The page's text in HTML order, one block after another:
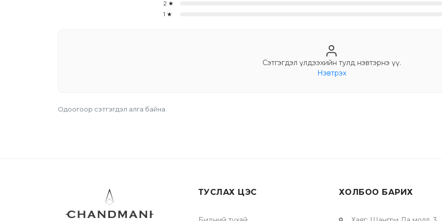
2 ★
1 ★
Сэтгэгдэл үлдээхийн тулд нэвтэрнэ үү.
Нэвтрэх
Одоогоор сэтгэгдэл алга байна.
ТУСЛАХ ЦЭС ХОЛБОО БАРИХ